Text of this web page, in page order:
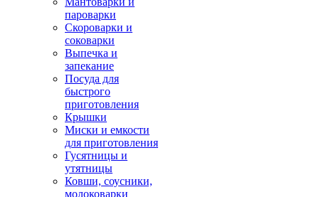
пароварки
Скороварки и
соковарки
Выпечка и
запекание
Посуда для
быстрого
приготовления
Крышки
Миски и емкости
для приготовления
Гусятницы и
утятницы
Ковши, соусники,
молоковарки